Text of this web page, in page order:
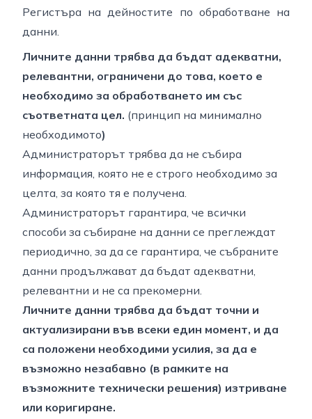
Регистъра на дейностите по обработване на
данни.
Личните данни трябва да бъдат адекватни,
релевантни, ограничени до това, което е
необходимо за обработването им със
съответната цел. (принцип на минимално
необходимото)
Администраторът трябва да не събира
информация, която не е строго необходимо за
целта, за която тя е получена.
Администраторът гарантира, че всички
способи за събиране на данни се преглеждат
периодично, за да се гарантира, че събраните
данни продължават да бъдат адекватни,
релевантни и не са прекомерни.
Личните данни трябва да бъдат точни и
актуализирани във всеки един момент, и да
са положени необходими усилия, за да е
възможно незабавно (в рамките на
възможните технически решения) изтриване
или коригиране.